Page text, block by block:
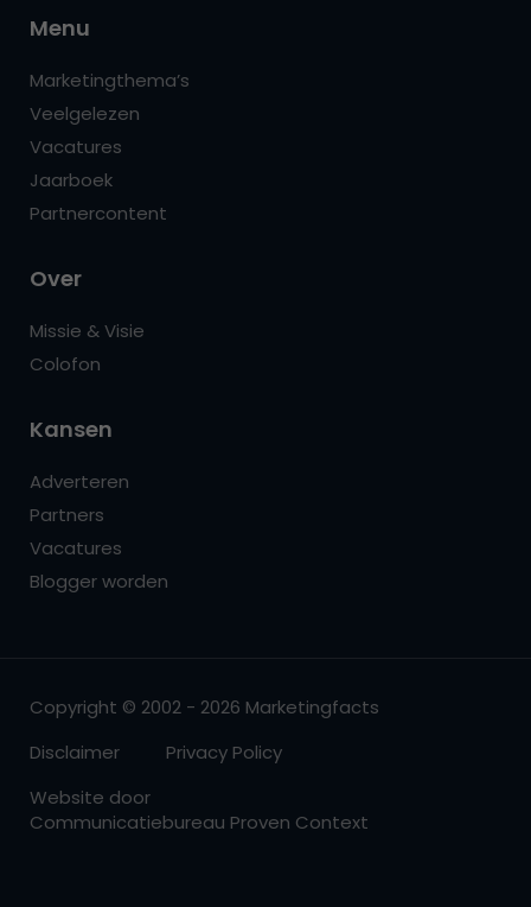
Menu
Marketingthema’s
Veelgelezen
Vacatures
Jaarboek
Partnercontent
Over
Missie & Visie
Colofon
Kansen
Adverteren
Partners
Vacatures
Blogger worden
Copyright © 2002 - 2026 Marketingfacts
Disclaimer
Privacy Policy
Website door
Communicatiebureau Proven Context